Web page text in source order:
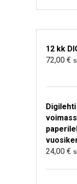
12 kk
72,00 €
24,00 €